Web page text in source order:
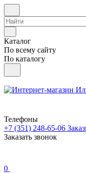
Каталог
По всему сайту
По каталогу
Телефоны
+7 (351) 248-65-06
Заказать звонок
0